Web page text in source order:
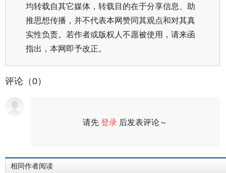
均转载自其它媒体，转载目的在于分享信息、助
推思想传播，并不代表本网赞同其观点和对其真
实性负责。若作者或版权人不愿被使用，请来函
指出，本网即予改正。
评论（0）
请先登录 后发表评论～
相同作者阅读